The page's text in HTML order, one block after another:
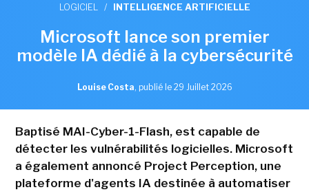
LOGICIEL / INTELLIGENCE ARTIFICIELLE
Microsoft lance son premier
modèle IA dédié à la cybersécurité
Louise Costa, publié le 29 Juillet 2026
Baptisé MAI-Cyber-1-Flash, est capable de
détecter les vulnérabilités logicielles. Microsoft
a également annoncé Project Perception, une
plateforme d'agents IA destinée à automatiser